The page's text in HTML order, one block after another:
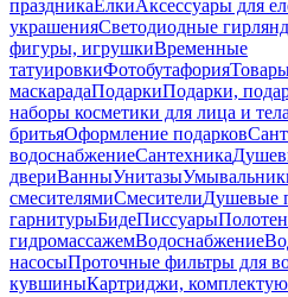
праздникаЕлкиАксессуары для
украшенияСветодиодные
фигуры, игрушкиВременные
татуировкиФотобутафория
маскарадаПодаркиПодарки,
наборы косметики для лица и тела
бритьяОформление подарков
водоснабжениеСантехника
двериВанныУнитазы
смесителямиСмесителиДушевые
гарнитурыБидеПиссуары
гидромассажемВодоснабжение
насосыПроточные фильтры для
кувшиныКартриджи,